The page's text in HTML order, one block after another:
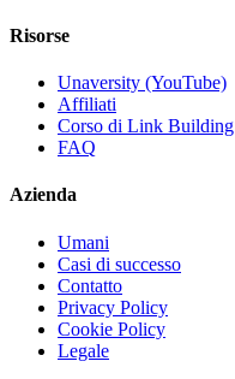
Risorse
Unaversity (YouTube)
Affiliati
Corso di Link Building
FAQ
Azienda
Umani
Casi di successo
Contatto
Privacy Policy
Cookie Policy
Legale